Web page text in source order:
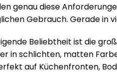
genau diese
Gebrauch. Gerade in
Beliebtheit ist die
in schlichten, matten
auf Küchenfronten,